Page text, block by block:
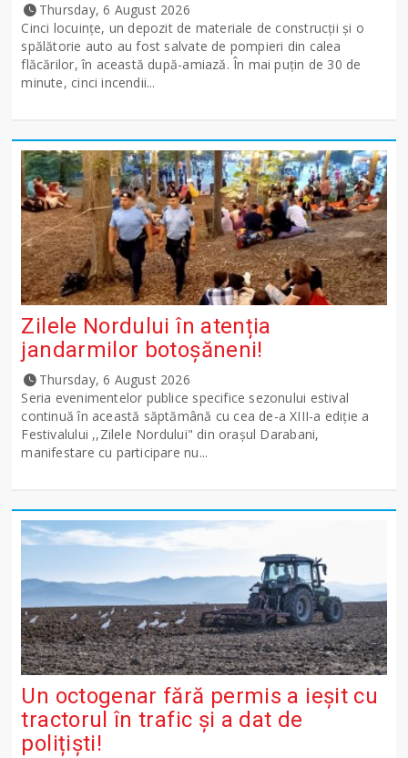
Thursday, 6 August 2026
Cinci locuințe, un depozit de materiale de construcții și o
spălătorie auto au fost salvate de pompieri din calea
flăcărilor, în această după-amiază. În mai puțin de 30 de
minute, cinci incendii...
Zilele Nordului în atenția
jandarmilor botoșăneni!
Thursday, 6 August 2026
Seria evenimentelor publice specifice sezonului estival
continuă în această săptămână cu cea de-a XIII-a ediție a
Festivalului ,,Zilele Nordului" din orașul Darabani,
manifestare cu participare nu...
Un octogenar fără permis a ieșit cu
tractorul în trafic și a dat de
polițiști!